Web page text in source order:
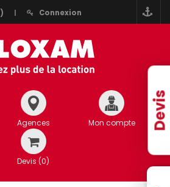
Devis
) Connexion
Agences Mon compte
Devis (0)